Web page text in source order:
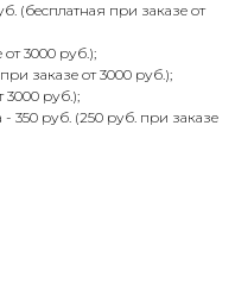
(бесплатная при заказе от
3000 руб.);
заказе от 3000 руб.);
3000 руб.);
350 руб. (250 руб. при заказе